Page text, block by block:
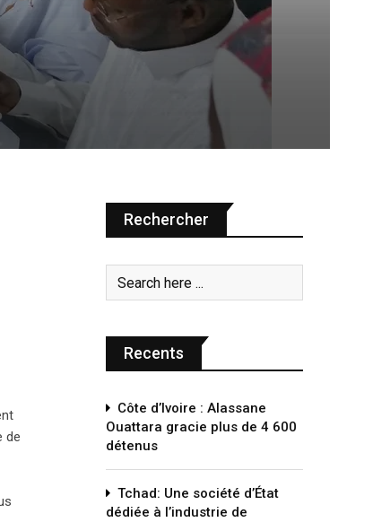
de
Rechercher
Recents
Côte d’Ivoire : Alassane
Ouattara gracie plus de 4 600
détenus
Tchad: Une société d’État
dédiée à l’industrie de